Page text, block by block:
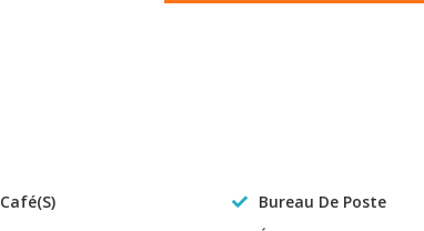
Café(S)
Bureau De Poste